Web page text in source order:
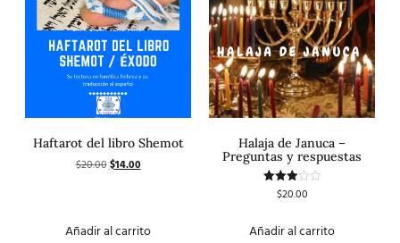
Haftarot del libro Shemot
$20.00$14.00
Añadir al carrito
Halaja de Januca –
Preguntas y respuestas
Valorado
con
$20.00
Añadir al carrito